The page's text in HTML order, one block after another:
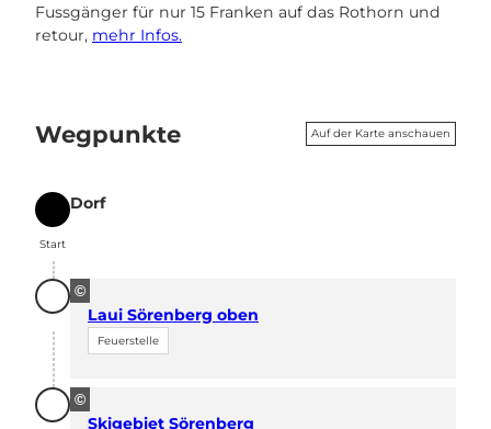
Fussgänger für nur 15 Franken auf das Rothorn und
retour, mehr Infos.
Wegpunkte Auf der Karte anschauen
Start
Start
Dorf
©
Laui Sörenberg oben
Feuerstelle
©
Skigebiet Sörenberg